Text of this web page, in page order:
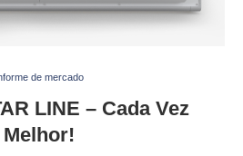
de mercado
LINE – Cada Vez
Melhor!